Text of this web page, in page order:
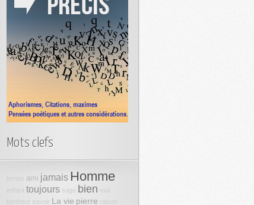
Mots clefs
ami jamais Homme
toujours sage bien mal
savoir La vie pierre raison